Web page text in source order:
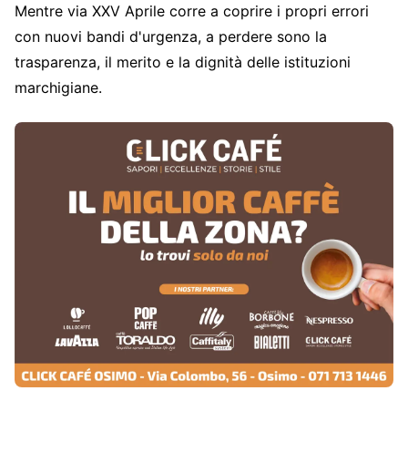
Mentre via XXV Aprile corre a coprire i propri errori
con nuovi bandi d'urgenza, a perdere sono la
trasparenza, il merito e la dignità delle istituzioni
marchigiane.